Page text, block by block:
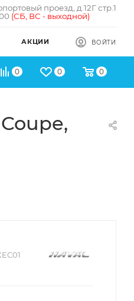
проезд, д.12Г стр.1
(СБ, ВС - выходной)
АКЦИИ ВОЙТИ
0 0 0